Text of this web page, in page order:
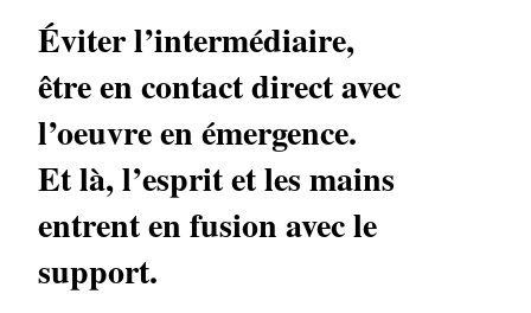
Éviter l’intermédiaire,
être en contact direct avec
l’oeuvre en émergence.
Et là, l’esprit et les mains
entrent en fusion avec le
support.